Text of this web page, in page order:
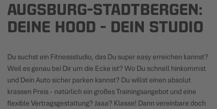
AUGSBURG-STADTBERGEN:
DEINE HOOD - DEIN STUDIO
Du suchst ein Fitnessstudio, das Du super easy erreichen kannst?
Weil es genau bei Dir um die Ecke ist? Wo Du schnell hinkommst
und Dein Auto sicher parken kannst? Du willst einen absolut
krassen Preis - natürlich ein großes Trainingsangebot und eine
flexible Vertragsgestaltung? Jaaa? Klasse! Dann vereinbare doch